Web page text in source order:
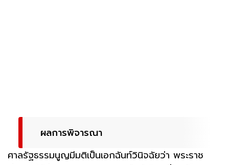
ผลการพิจารณา
ศาลรัฐธรรมนูญมีมติเป็นเอกฉันท์วินิจฉัยว่า พระราช